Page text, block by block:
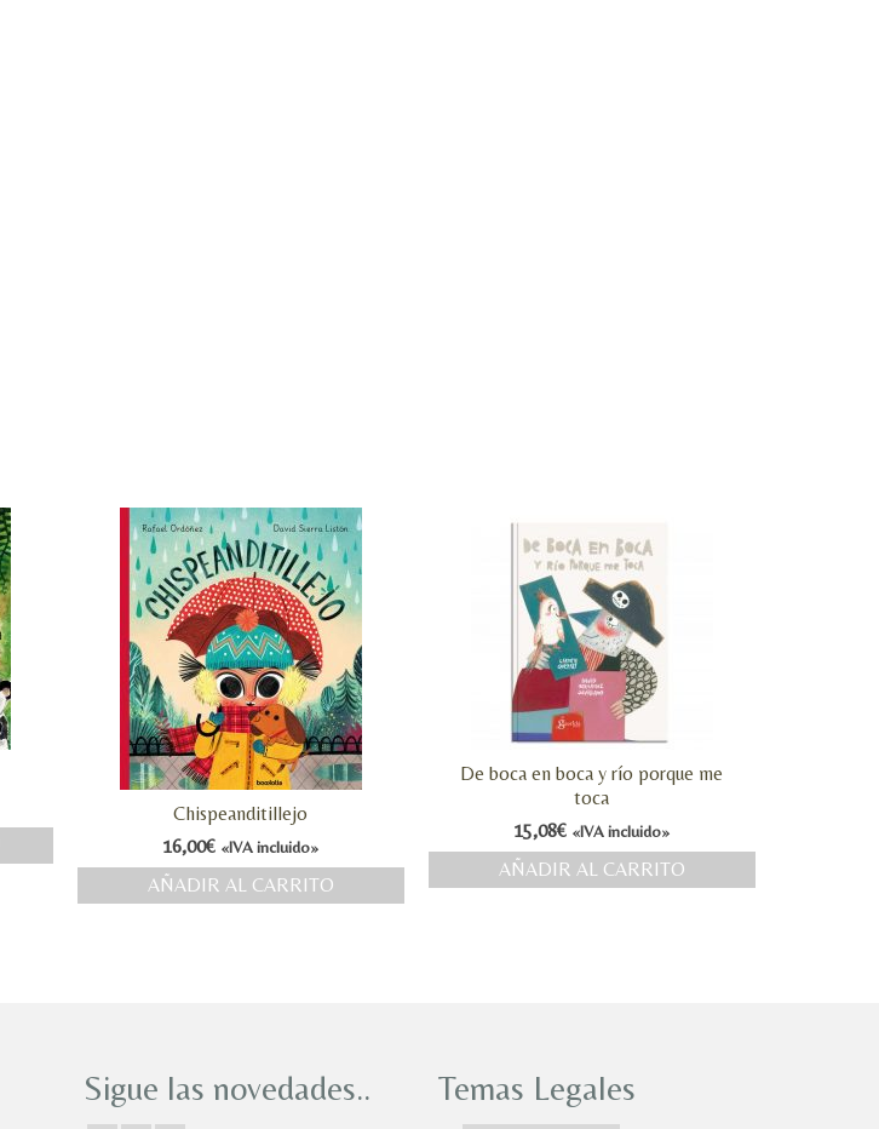
Chispeanditillejo
16,00€ «IVA incluido»
AÑADIR AL CARRITO
De boca en boca y río porque me
toca
15,08€ «IVA incluido»
AÑADIR AL CARRITO
Sigue las novedades.. Temas Legales